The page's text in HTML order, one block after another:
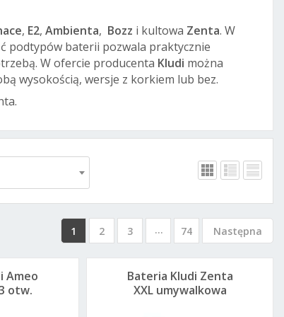
, E2, Ambienta, Bozz i kultowa Zenta. W
podtypów baterii pozwala praktycznie
W ofercie producenta Kludi można
wysokością, wersje z korkiem lub bez.
1 2 3 ... 74 Następna
Ameo
otw.
Bateria Kludi Zenta
XXL umywalkowa